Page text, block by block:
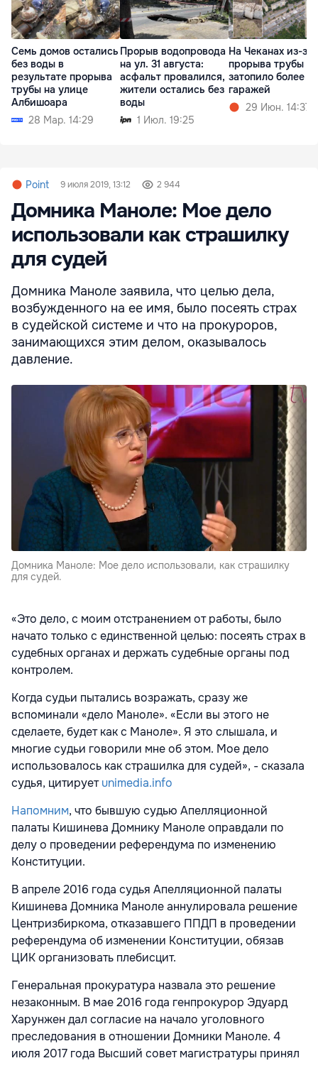
Семь домов остались
без воды в
результате прорыва
трубы на улице
Албишоара
28 Мар. 14:29
Прорыв водопровода
на ул. 31 августа:
асфальт провалился,
жители остались без
воды
1 Июл. 19:25
На Чеканах из-за
прорыва трубы
затопило более
гаражей
29 Июн. 14:37
Point 9 июля 2019, 13:12 2 944
Домника Маноле: Мое дело
использовали как страшилку
для судей
Домника Маноле заявила, что целью дела,
возбужденного на ее имя, было посеять страх
в судейской системе и что на прокуроров,
занимающихся этим делом, оказывалось
давление.
Домника Маноле: Мое дело использовали, как страшилку
для судей.
«Это дело, с моим отстранением от работы, было
начато только с единственной целью: посеять страх в
судебных органах и держать судебные органы под
контролем.
Когда судьи пытались возражать, сразу же
вспоминали «дело Маноле». «Если вы этого не
сделаете, будет как с Маноле». Я это слышала, и
многие судьи говорили мне об этом. Мое дело
использовалось как страшилка для судей», - сказала
судья, цитируетunimedia.info
Напомним, что бывшую судью Апелляционной
палаты Кишинева Домнику Маноле оправдали по
делу о проведении референдума по изменению
Конституции.
В апреле 2016 года судья Апелляционной палаты
Кишинева Домника Маноле аннулировала решение
Центризбиркома, отказавшего ППДП в проведении
референдума об изменении Конституции, обязав
ЦИК организовать плебисцит.
Генеральная прокуратура назвала это решение
незаконным. В мае 2016 года генпрокурор Эдуард
Харунжен дал согласие на начало уголовного
преследования в отношении Домники Маноле. 4
июля 2017 года Высший совет магистратуры принял